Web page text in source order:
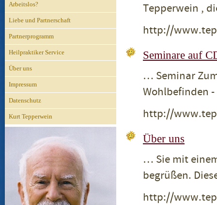
Arbeitslos?
Liebe und Partnerschaft
Partnerprogramm
Heilpraktiker Service
Über uns
Impressum
Datenschutz
Kurt Tepperwein
Tepperwein ,
http://
Seminare auf
… Seminar
Wohlbefinden
http://
Über uns
… Sie mit
begrüßen.
http://